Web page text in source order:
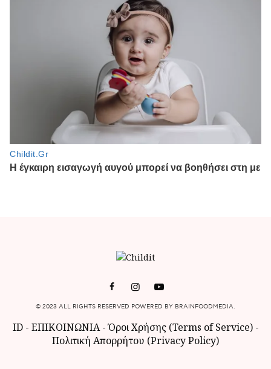
© 2023 ALL RIGHTS RESERVED POWERED BY BRAINFOODMEDIA.
ID- ΕΠΙΚΟΙΝΩΝΙΑ-Όροι Χρήσης (Terms of Service)-
Πολιτική Απορρήτου (Privacy Policy)